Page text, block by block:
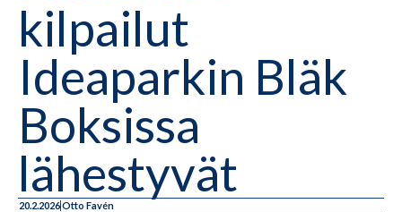
kilpailut
Ideaparkin Bläk
Boksissa
lähestyvät
20.2.2026Otto Favén